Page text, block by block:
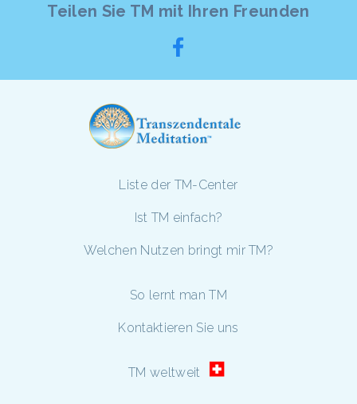
Teilen Sie TM mit Ihren Freunden
Liste der TM-Center
Ist TM einfach?
Welchen Nutzen bringt mir TM?
So lernt man TM
Kontaktieren Sie uns
TM weltweit